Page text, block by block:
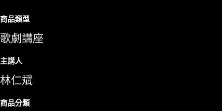
商品類型
歌劇講座
主講人
林仁斌
商品分類